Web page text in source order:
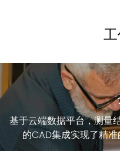
基于云端数据平台，测量
的CAD集成实现了精